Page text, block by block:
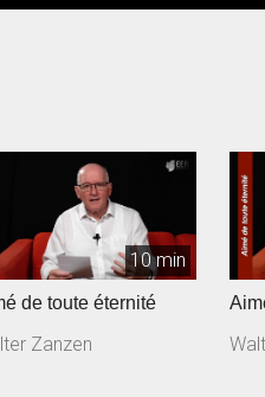
10 min
de toute éternité
Zanzen